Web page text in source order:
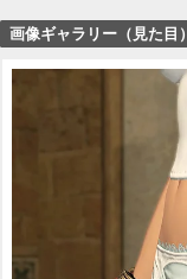
画像ギャラリー（見た目）